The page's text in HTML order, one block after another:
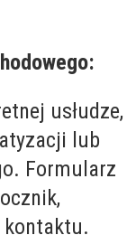
usłudze,
lub
Formularz